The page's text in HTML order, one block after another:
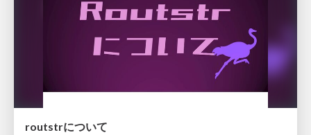
routstrについて